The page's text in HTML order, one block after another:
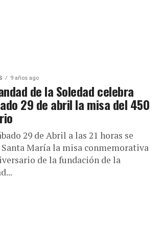
9 años ago
de la Soledad celebra
29 de abril la misa del 450
29 de Abril a las 21 horas se
Santa María la misa conmemorativa
de la fundación de la